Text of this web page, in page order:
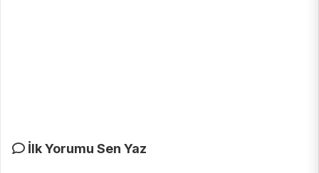
İlk Yorumu Sen Yaz